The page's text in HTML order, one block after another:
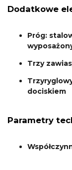
Dodatkowe
Próg:
Trzy
dociskiem
Parametry